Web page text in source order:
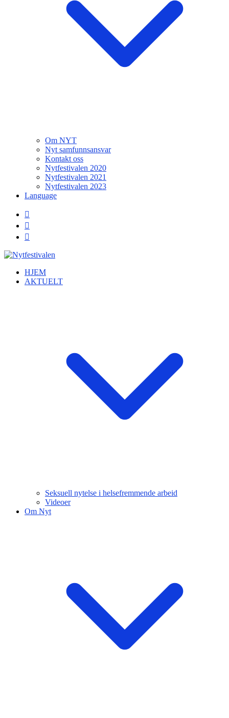
Om NYT
Nyt samfunnsansvar
Kontakt oss
Nytfestivalen 2020
Nytfestivalen 2021
Nytfestivalen 2023
Language
HJEM
AKTUELT
Seksuell nytelse i helsefremmende arbeid
Videoer
Om Nyt